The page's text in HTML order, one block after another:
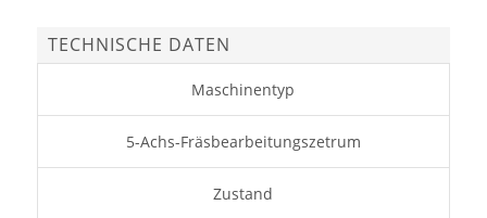
TECHNISCHE DATEN
Maschinentyp
5-Achs-Fräsbearbeitungszetrum
Zustand